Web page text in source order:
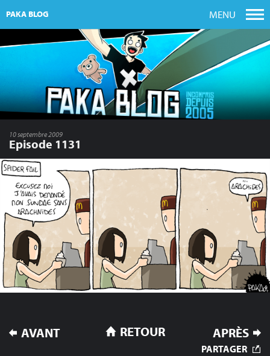
PAKA BLOG MENU
10 septembre 2009
Episode 1131
NAVIGATION
DE
AVANT APRÈS
RETOUR
PARTAGER